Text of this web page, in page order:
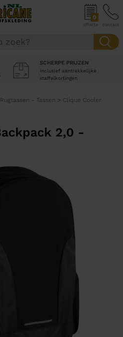
0
offerte contact
SCHERPE PRIJZEN
Inclusief aantrekkelijke
staffelkortingen
Rugtassen - Tassen > Clique Cooler
2,0 -